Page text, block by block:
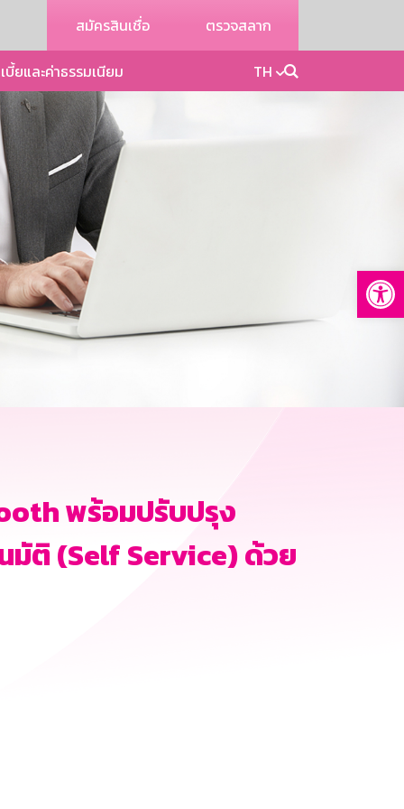
สมัครสินเชื่อ ตรวจสลาก
บี้ยและค่าธรรมเนียม TH
พร้อมปรับปรุง
มัติ (Self Service) ด้วย